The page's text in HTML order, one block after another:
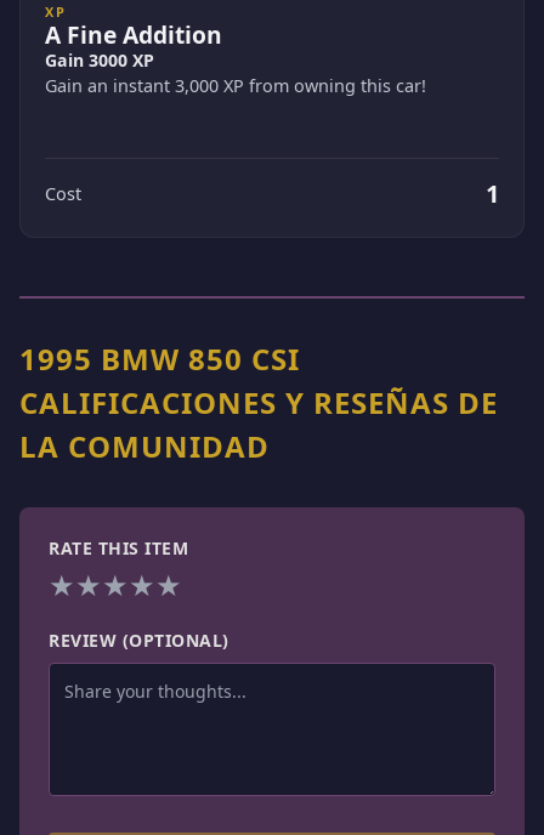
XP
A Fine Addition
Gain 3000 XP
Gain an instant 3,000 XP from owning this car!
Cost 1
1995 BMW 850 CSI
CALIFICACIONES Y RESEÑAS DE
LA COMUNIDAD
RATE THIS ITEM
★★★★★
REVIEW (OPTIONAL)